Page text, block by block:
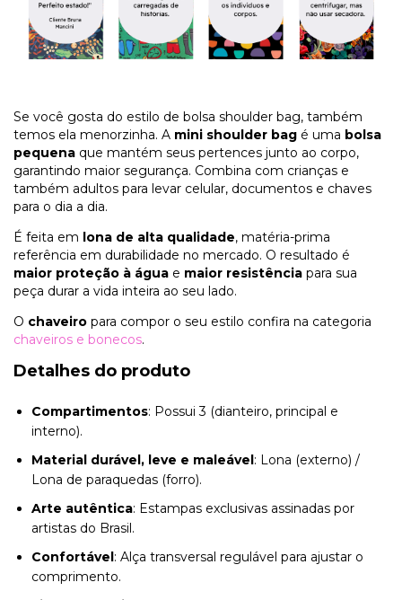
Se você gosta do estilo de bolsa shoulder bag, também
temos ela menorzinha. A mini shoulder bag é uma bolsa
pequena que mantém seus pertences junto ao corpo,
garantindo maior segurança. Combina com crianças e
também adultos para levar celular, documentos e chaves
para o dia a dia.
É feita em lona de alta qualidade, matéria-prima
referência em durabilidade no mercado. O resultado é
maior proteção à água e maior resistência para sua
peça durar a vida inteira ao seu lado.
O chaveiro para compor o seu estilo confira na categoria
chaveiros e bonecos.
Detalhes do produto
Compartimentos: Possui 3 (dianteiro, principal e
interno).
Material durável, leve e maleável : Lona (externo) /
Lona de paraquedas (forro).
Arte autêntica: Estampas exclusivas assinadas por
artistas do Brasil.
Confortável : Alça transversal regulável para ajustar o
comprimento.